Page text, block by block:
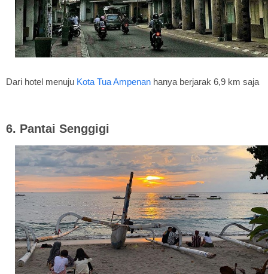
Dari hotel menuju Kota Tua Ampenan hanya berjarak 6,9 km saja
6. Pantai Senggigi